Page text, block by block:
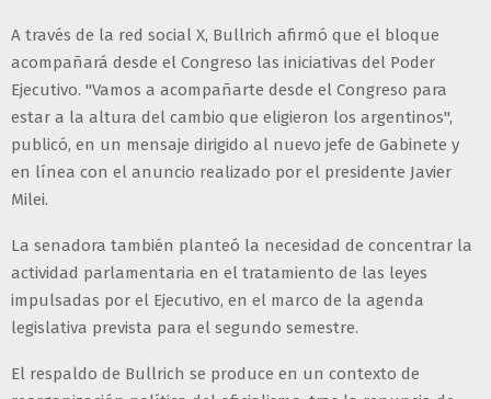
A través de la red social X, Bullrich afirmó que el bloque
acompañará desde el Congreso las iniciativas del Poder
Ejecutivo. "Vamos a acompañarte desde el Congreso para
estar a la altura del cambio que eligieron los argentinos",
publicó, en un mensaje dirigido al nuevo jefe de Gabinete y
en línea con el anuncio realizado por el presidente Javier
Milei.
La senadora también planteó la necesidad de concentrar la
actividad parlamentaria en el tratamiento de las leyes
impulsadas por el Ejecutivo, en el marco de la agenda
legislativa prevista para el segundo semestre.
El respaldo de Bullrich se produce en un contexto de